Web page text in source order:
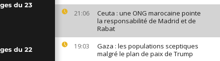
21:06
Ceuta : une ONG marocaine pointe
la responsabilité de Madrid et de
Rabat
19:03
Gaza : les populations sceptiques
malgré le plan de paix de Trump
du 23
du 22